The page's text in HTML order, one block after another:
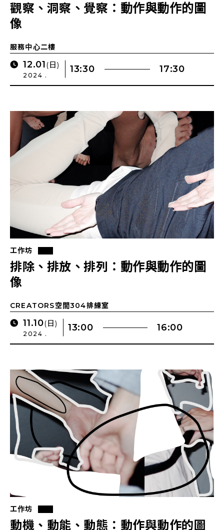
觀察、洞察、覺察：動作與動作的圖
像
服務中心二樓
12.01(日)
2024 .
13:30 17:30
工作坊
排除、排放、排列：動作與動作的圖
像
CREATORS空間304排練室
11.10(日)
2024 .
13:00 16:00
工作坊
動機、動能、動態：動作與動作的圖